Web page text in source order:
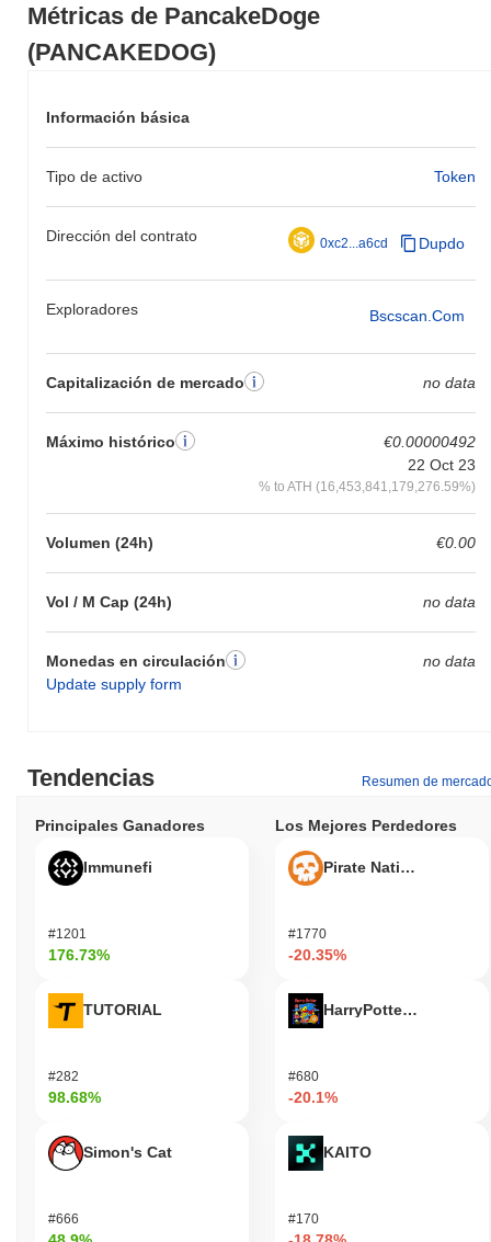
Métricas de PancakeDoge
(PANCAKEDOG)
Información básica
Tipo de activo Token
Dirección del contrato 0xc2...a6cd Dupdo
Exploradores Bscscan.com
Capitalización de mercado no data
Máximo histórico
€0.00000492
22 Oct 23
% to ATH (16,453,841,179,276.59%)
Volumen (24h) €0.00
Vol / M Cap (24h) no data
Monedas en circulación
Update supply form
no data
Tendencias Resumen de
Principales Ganadores
Immunefi
#1201
176.73%
TUTORIAL
#282
98.68%
Simon's Cat
#666
Los Mejores Perdedores
Pirate Nation Token
#1770
-20.35%
#680
-20.1%
KAITO
#170